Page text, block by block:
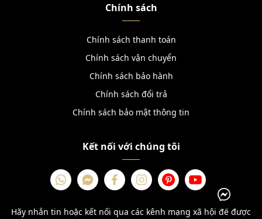
Chính sách
Chính sách thanh toán
Chính sách vận chuyển
Chính sách bảo hành
Chính sách đổi trả
Chính sách bảo mật thông tin
Kết nối với chúng tôi
Hãy nhắn tin hoặc kết nối qua các kênh mạng xã hội để được